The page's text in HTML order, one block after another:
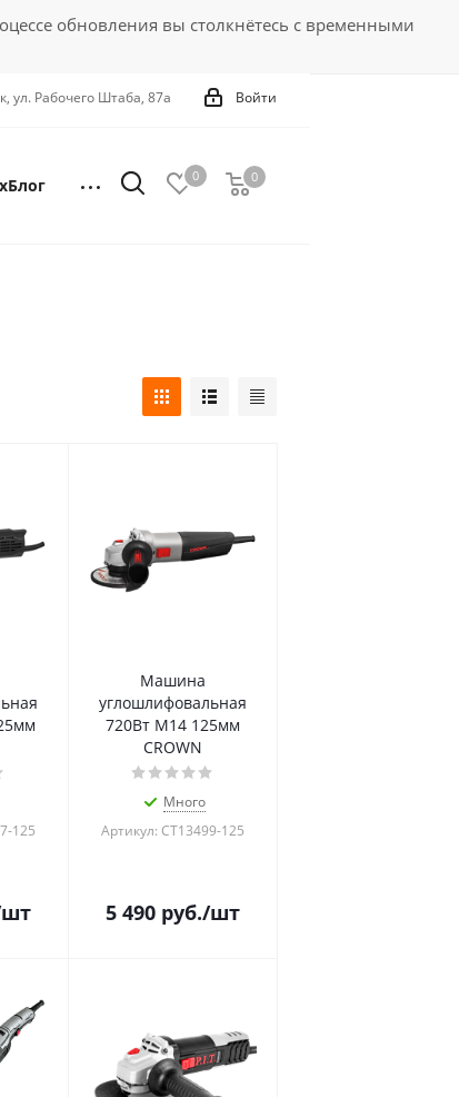
обновления вы столкнётесь с временными
Войти
ул. Рабочего Штаба, 87а
0 0
0
125
Машина
углошлифовальная
720Вт М14 125мм
CROWN
Много
Артикул: CT13499-125
5 490 руб./шт